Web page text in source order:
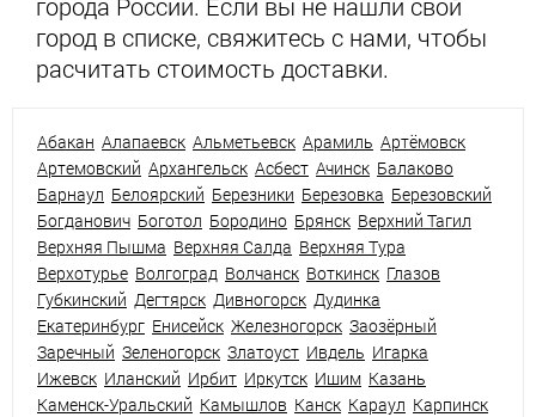
город в списке, свяжитесь с нами, чтобы
расчитать стоимость доставки.
Абакан Алапаевск Альметьевск Арамиль Артёмовск
Артемовский Архангельск Асбест Ачинск Балаково
Барнаул Белоярский Березники Березовка Березовский
Богданович Боготол Бородино Брянск Верхний Тагил
Верхняя Пышма Верхняя Салда Верхняя Тура
Верхотурье Волгоград Волчанск Воткинск Глазов
Губкинский Дегтярск Дивногорск Дудинка
Екатеринбург Енисейск Железногорск Заозёрный
Заречный Зеленогорск Златоуст Ивдель Игарка
Ижевск Иланский Ирбит Иркутск Ишим Казань
Каменск-Уральский Камышлов Канск Караул Карпинск